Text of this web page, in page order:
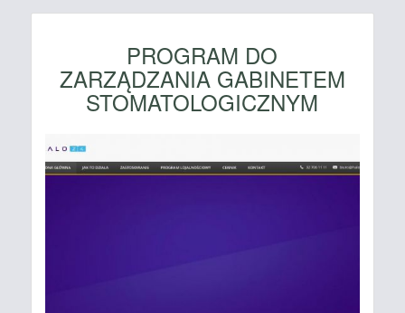
PROGRAM DO
ZARZĄDZANIA GABINETEM
STOMATOLOGICZNYM